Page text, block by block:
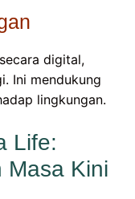
digital,
Ini mendukung
lingkungan.
Life:
Masa Kini